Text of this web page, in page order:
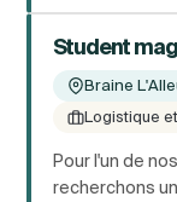
Student
Braine
Logistique
Pour l'un de
recherchons